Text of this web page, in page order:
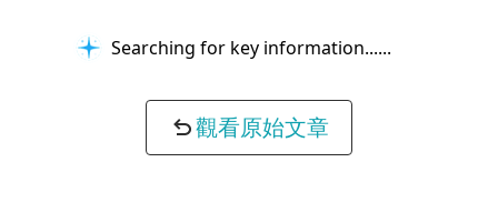
Searching for key information...
觀看原始文章